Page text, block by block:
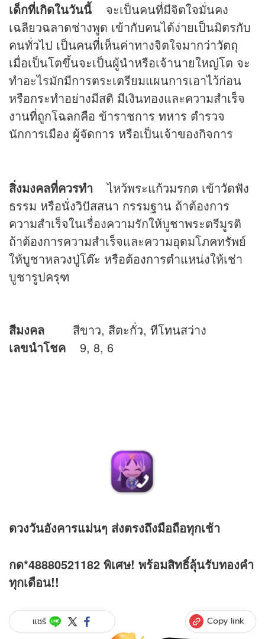
เด็กที่เกิดในวันนี้
จะเป็นคนที่มีจิตใจมั่นคง
เฉลียวฉลาดช่างพูด เข้ากับคนได้ง่ายเป็นมิตรกับ
คนทั่วไป เป็นคนที่เห็นค่าทางจิตใจมากว่าวัตถุ
เมื่อเป็นโตขึ้นจะเป็นผู้นำหรือเจ้านายใหญ่โต จะ
ทำอะไรมักมีการตระเตรียมแผนการเอาไว้ก่อน
หรือกระทำอย่างมีสติ มีเงินทองและความสำเร็จ
งานที่ถูกโฉลกคือ ข้าราชการ ทหาร ตำรวจ
นักการเมือง ผู้จัดการ หรือเป็นเจ้าของกิจการ
สิ่งมงคลที่ควรทำ
ไหว้พระแก้วมรกต เข้าวัดฟัง
ธรรม หรือนั่งวิปัสสนา กรรมฐาน ถ้าต้องการ
ความสำเร็จในเรื่องความรักให้บูชาพระตรีมูรติ
ถ้าต้องการความสำเร็จและความอุดมโภคทรัพย์
ให้บูชาหลวงปู่โต๊ะ หรือต้องการตำแหน่งให้เช่า
บูชารูปครุฑ
สีมงคล สีขาว, สีตะกั่ว, ทีโทนสว่าง
เลขนำโชค
9, 8, 6
ดวงวันอังคารแม่นๆ ส่งตรงถึงมือถือทุกเช้า
กด*48880521182 พิเศษ! พร้อมสิทธิ์ลุ้นรับทองคำ
ทุกเดือน!!
แชร์ Copy link